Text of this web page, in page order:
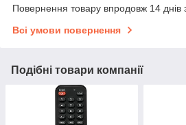
Повернення товару впродовж 14 днів
Всі умови повернення
Подібні товари компанії